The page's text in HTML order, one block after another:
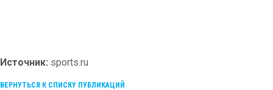
Источник: sports.ru
ВЕРНУТЬСЯ К СПИСКУ ПУБЛИКАЦИЙ